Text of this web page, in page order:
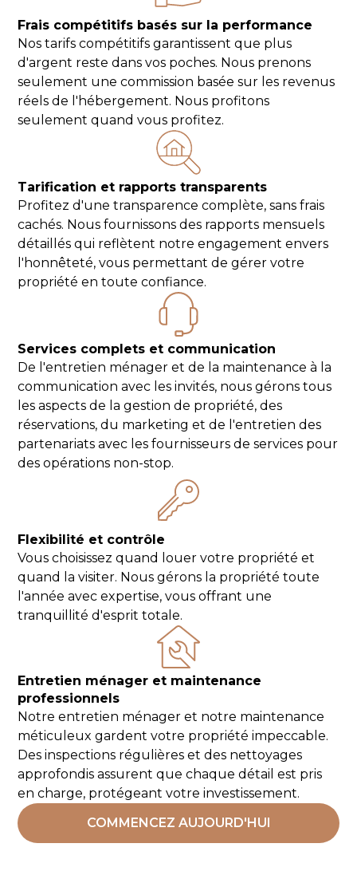
Frais compétitifs basés sur la performance
Nos tarifs compétitifs garantissent que plus
d'argent reste dans vos poches. Nous prenons
seulement une commission basée sur les revenus
réels de l'hébergement. Nous profitons
seulement quand vous profitez.
Tarification et rapports transparents
Profitez d'une transparence complète, sans frais
cachés. Nous fournissons des rapports mensuels
détaillés qui reflètent notre engagement envers
l'honnêteté, vous permettant de gérer votre
propriété en toute confiance.
Services complets et communication
De l'entretien ménager et de la maintenance à la
communication avec les invités, nous gérons tous
les aspects de la gestion de propriété, des
réservations, du marketing et de l'entretien des
partenariats avec les fournisseurs de services pour
des opérations non-stop.
Flexibilité et contrôle
Vous choisissez quand louer votre propriété et
quand la visiter. Nous gérons la propriété toute
l'année avec expertise, vous offrant une
tranquillité d'esprit totale.
Entretien ménager et maintenance
professionnels
Notre entretien ménager et notre maintenance
méticuleux gardent votre propriété impeccable.
Des inspections régulières et des nettoyages
approfondis assurent que chaque détail est pris
en charge, protégeant votre investissement.
COMMENCEZ AUJOURD'HUI